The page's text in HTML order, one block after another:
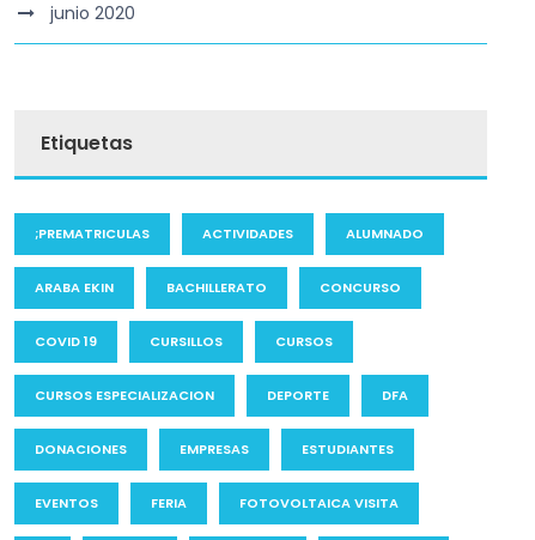
junio 2020
Etiquetas
;PREMATRICULAS ACTIVIDADES ALUMNADO
ARABA EKIN BACHILLERATO CONCURSO
COVID 19 CURSILLOS CURSOS
CURSOS ESPECIALIZACION DEPORTE DFA
DONACIONES EMPRESAS ESTUDIANTES
EVENTOS FERIA FOTOVOLTAICA VISITA